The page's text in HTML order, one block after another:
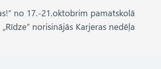
no 17.-21.oktobrim pamatskolā
„Rīdze” norisinājās Karjeras nedēļa